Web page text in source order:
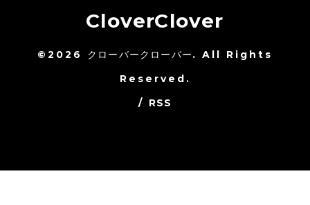
CloverClover
©2026 クローバークローバー. All Rights
Reserved.
/ RSS